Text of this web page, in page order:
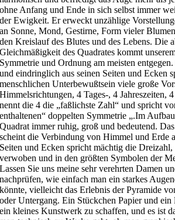
ohne Anfang und Ende in sich selbst immer
der Ewigkeit. Er erweckt unzählige
an Sonne, Mond, Gestirne, Form vieler
den Kreislauf des Blutes und des Lebens. Die
Gleichmäßigkeit des Quadrates kommt
Symmetrie und Ordnung am meisten
und eindringlich aus seinen Seiten und Ecken
menschlichen Unterbewußtsein viele große
Himmelsrichtungen, 4 Tages-, 4 Jahreszeiten,
nennt die 4 die „faßlichste Zahl“ und spricht
enthaltenen“ doppelten Symmetrie „.Im
Quadrat immer ruhig, groß und bedeutend.
scheint die Verbindung von Himmel und Erde
Seiten und Ecken spricht mächtig die
verwoben und in den größten Symbolen der
Lassen Sie uns meine sehr verehrten Damen
nachprüfen, wie einfach man ein starkes
könnte, vielleicht das Erlebnis der Pyramide
oder Untergang. Ein Stückchen Papier und
ein kleines Kunstwerk zu schaffen, und es ist